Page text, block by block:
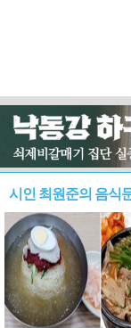
시인 최원준의 음식